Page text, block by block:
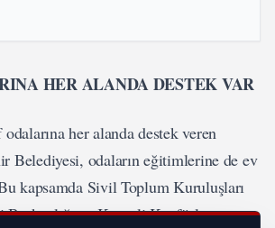
HER ALANDA DESTEK VAR
her alanda destek veren
Belediyesi, odaların eğitimlerine de ev
kapsamda Sivil Toplum Kuruluşları
ve Kocaeli Kuaförler ve